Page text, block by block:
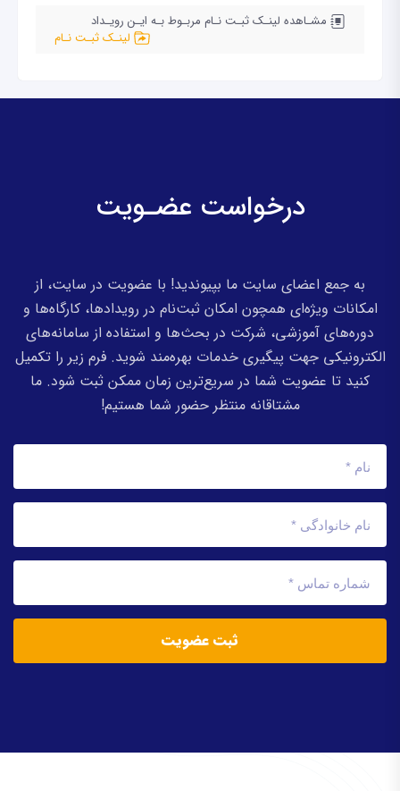
مشـاهده لینـک ثبـت نـام مربـوط بـه ایـن رویـداد
لینـک ثبـت نـام
درخواست عضـویت
به جمع اعضای سایت ما بپیوندید! با عضویت در سایت، از
امکانات ویژه‌ای همچون امکان ثبت‌نام در رویدادها، کارگاه‌ها و
دوره‌های آموزشی، شرکت در بحث‌ها و استفاده از سامانه‌های
الکترونیکی جهت پیگیری خدمات بهره‌مند شوید. فرم زیر را تکمیل
کنید تا عضویت شما در سریع‌ترین زمان ممکن ثبت شود. ما
مشتاقانه منتظر حضور شما هستیم!
ثبت عضویت